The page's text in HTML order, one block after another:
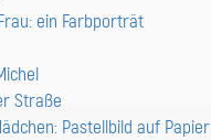
ein Farbporträt
Straße
Pastellbild auf Papier